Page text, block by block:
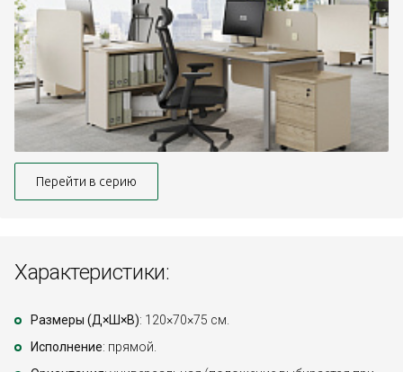
Перейти в серию
Характеристики:
Размеры (Д×Ш×В): 120×70×75 см.
Исполнение: прямой.